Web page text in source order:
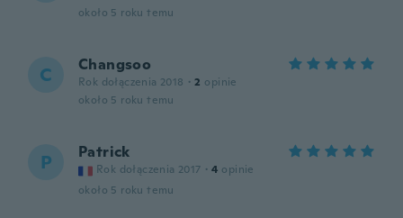
około 5 roku temu
C Changsoo
Rok dołączenia 2018 · 2 opinie
około 5 roku temu
P Patrick
Rok dołączenia 2017 · 4 opinie
około 5 roku temu